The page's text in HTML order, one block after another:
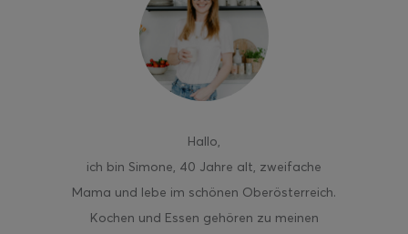
Hallo,
ich bin Simone, 40 Jahre alt, zweifache
Mama und lebe im schönen Oberösterreich.
Kochen und Essen gehören zu meinen